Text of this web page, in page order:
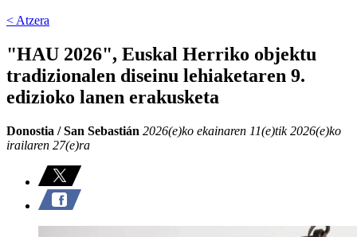
< Atzera
"HAU 2026", Euskal Herriko objektu
tradizionalen diseinu lehiaketaren 9.
edizioko lanen erakusketa
Donostia / San Sebastián 2026(e)ko ekainaren 11(e)tik 2026(e)ko
irailaren 27(e)ra